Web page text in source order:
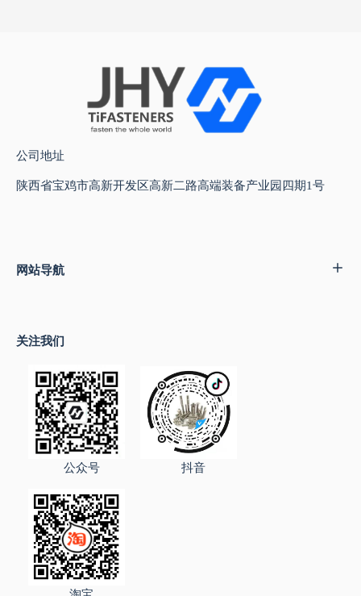
公司地址
陕西省宝鸡市高新开发区高新二路高端装备产业园四期1号
网站导航
关注我们
公众号 抖音